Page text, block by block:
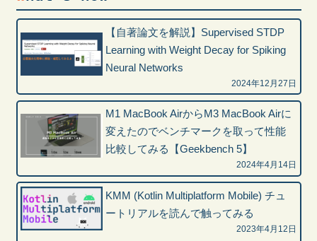
【自著論文を解説】Supervised STDP
Learning with Weight Decay for Spiking
Neural Networks
2024年12月27日
M1 MacBook AirからM3 MacBook Airに
変えたのでベンチマークを取って性能
比較してみる【Geekbench 5】
2024年4月14日
KMM (Kotlin Multiplatform Mobile) チュ
ートリアルを読んで触ってみる
2023年4月12日